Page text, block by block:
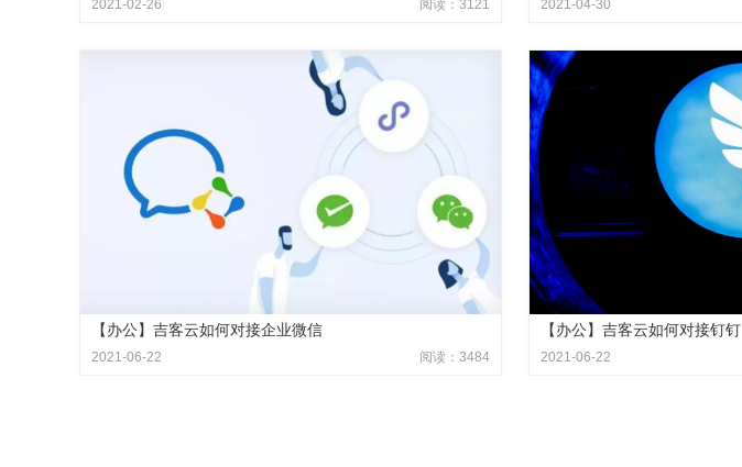
2021-02-26 阅读：3121 2021-04-30
【办公】吉客云如何对接企业微信
2021-06-22 阅读：3484
【办公】吉客云如何对接钉钉
2021-06-22